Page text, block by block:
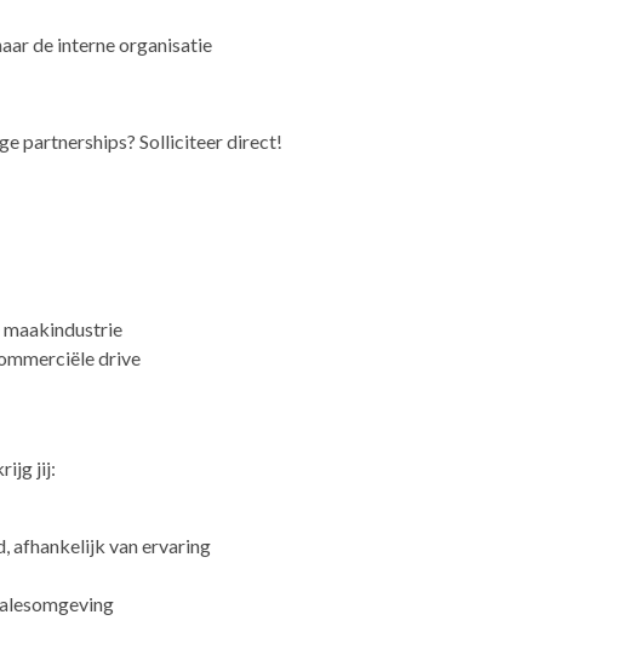
de interne organisatie
partnerships? Solliciteer direct!
maakindustrie
drive
jij:
afhankelijk van ervaring